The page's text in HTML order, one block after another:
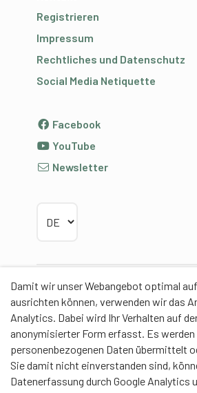
Damit wir unser Webangebot optimal
ausrichten können, verwenden wir das
Analytics. Dabei wird Ihr Verhalten auf
anonymisierter Form erfasst. Es werden
personenbezogenen Daten übermittelt
Sie damit nicht einverstanden sind,
Datenerfassung durch Google Analytics
Registrieren
Impressum
Rechtliches und Datenschutz
Social Media Netiquette
Facebook
YouTube
Newsletter
Partner
Contentpartner